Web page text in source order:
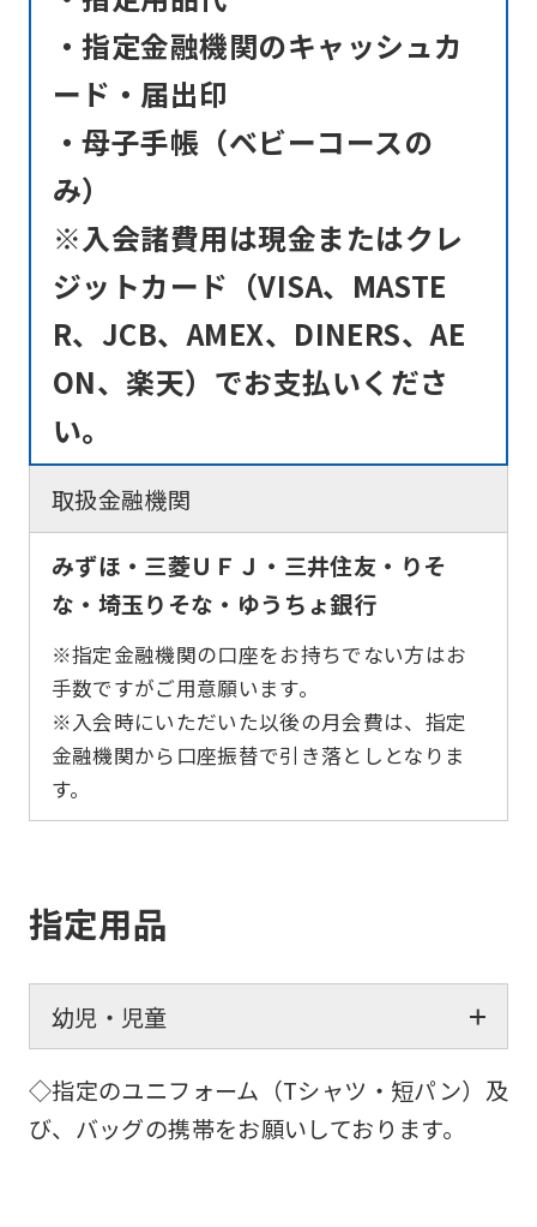
・指定金融機関のキャッシュカ
ード・届出印
・母子手帳（ベビーコースの
み）
※入会諸費用は現金またはクレ
ジットカード（VISA、MASTE
R、JCB、AMEX、DINERS、AE
ON、楽天）でお支払いくださ
い。
取扱金融機関
みずほ・三菱ＵＦＪ・三井住友・りそ
な・埼玉りそな・ゆうちょ銀行
※指定金融機関の口座をお持ちでない方はお
手数ですがご用意願います。
※入会時にいただいた以後の月会費は、指定
金融機関から口座振替で引き落としとなりま
す。
指定用品
幼児・児童
◇指定のユニフォーム（Tシャツ・短パン）及
び、バッグの携帯をお願いしております。